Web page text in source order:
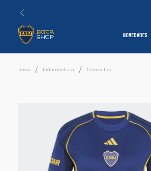
NOVEDADES
Indumentaria Camisetas